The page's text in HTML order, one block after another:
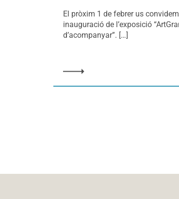
El pròxim 1 de febrer us
inauguració de l’exposició
d’acompanyar”. […]